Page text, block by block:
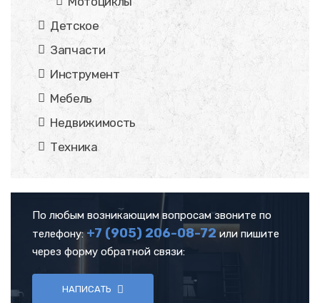
Детское
Запчасти
Инструмент
Мебель
Недвижимость
Техника
По любым возникающим вопросам звоните по
телефону:+7 (905) 206-08-72 или пишите
через форму обратной связи:
НАПИСАТЬ